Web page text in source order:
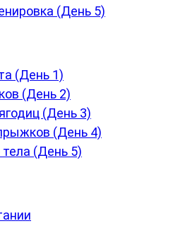
(День 5)
(День 1)
(День 2)
(День 3)
(День 4)
(День 5)